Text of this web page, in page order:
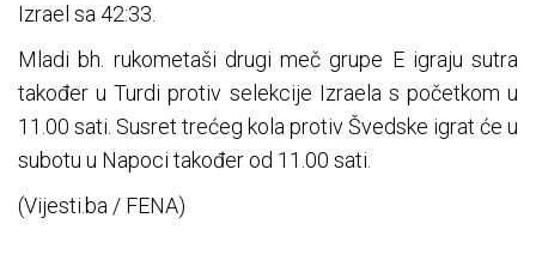
Izrael sa 42:33.
Mladi bh. rukometaši drugi meč grupe E igraju sutra
također u Turdi protiv selekcije Izraela s početkom u
11.00 sati. Susret trećeg kola protiv Švedske igrat će u
subotu u Napoci također od 11.00 sati.
(Vijesti.ba / FENA)